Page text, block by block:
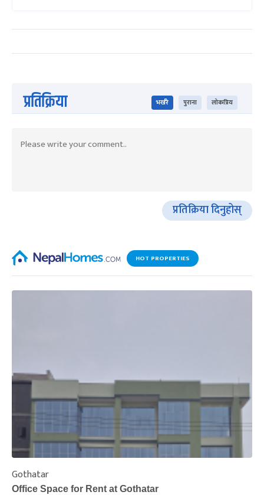
प्रतिक्रिया भर्खरै पुराना लोकप्रिय
प्रतिक्रिया दिनुहोस्
HOT PROPERTIES
Gothatar
Office Space for Rent at Gothatar